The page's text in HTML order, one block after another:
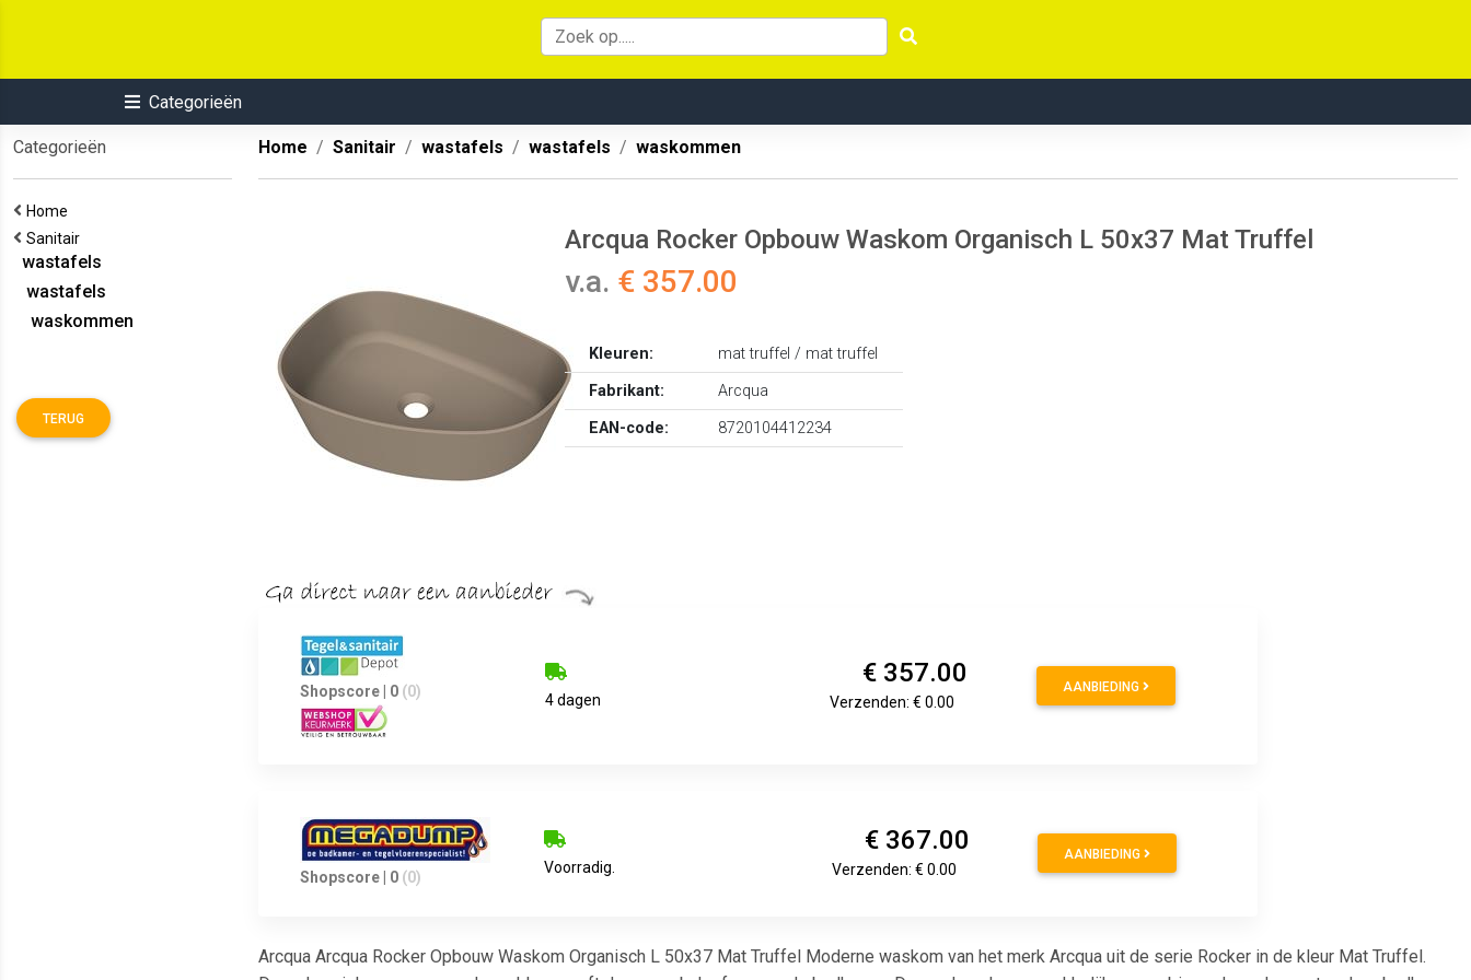
Categorieën
Categorieën
Home
Sanitair
wastafels
wastafels
waskommen
TERUG
Home Sanitair wastafels wastafels waskommen
Arcqua Rocker Opbouw Waskom Organisch L 50x37 Mat Truffel
v.a. € 357.00
Kleuren:
mat truffel / mat truffel
Fabrikant:
Arcqua
EAN-code:
8720104412234
Shopscore | 0 (0) 4 dagen
€ 357.00
Verzenden: € 0.00
AANBIEDING
Shopscore | 0 (0)
Voorradig.
€ 367.00
Verzenden: € 0.00
AANBIEDING
Arcqua Arcqua Rocker Opbouw Waskom Organisch L 50x37 Mat Truffel Moderne waskom van het merk Arcqua uit de serie Rocker in de kleur Mat Truffel.